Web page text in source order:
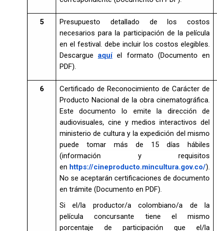
5
Presupuesto detallado de los costos
necesarios para la participación de la película
en el festival. debe incluir los costos elegibles.
Descargue aquí el formato (Documento en
PDF).
6
Certificado de Reconocimiento de Carácter de
Producto Nacional de la obra cinematográfica.
Este documento lo emite la dirección de
audiovisuales, cine y medios interactivos del
ministerio de cultura y la expedición del mismo
puede tomar más de 15 días hábiles
(información y requisitos
en https://cineproducto.mincultura.gov.co/).
No se aceptarán certificaciones de documento
en trámite (Documento en PDF).
Si el/la productor/a colombiano/a de la
película concursante tiene el mismo
porcentaje de participación que el/la